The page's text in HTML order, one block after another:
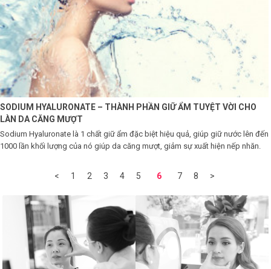
SODIUM HYALURONATE – THÀNH PHẦN GIỮ ẨM TUYỆT VỜI CHO
LÀN DA CĂNG MƯỢT
Sodium Hyaluronate là 1 chất giữ ẩm đặc biệt hiệu quả, giúp giữ nước lên đến
1000 lần khối lượng của nó giúp da căng mượt, giảm sự xuất hiện nếp nhăn.
< 1 2 3 4 5 6 7 8 >